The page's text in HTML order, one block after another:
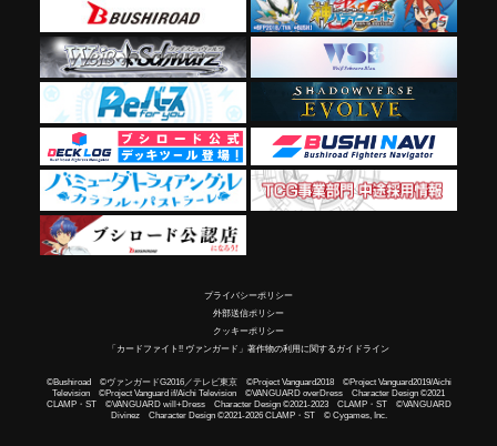
プライバシーポリシー
外部送信ポリシー
クッキーポリシー
「カードファイト!! ヴァンガード」著作物の利用に関するガイドライン
©Bushiroad ©ヴァンガードG2016／テレビ東京 ©Project Vanguard2018 ©Project Vanguard2019/Aichi
Television ©Project Vanguard if/Aichi Television ©VANGUARD overDress Character Design ©2021
CLAMP・ST ©VANGUARD will+Dress Character Design ©2021-2023 CLAMP・ST ©VANGUARD
Divinez Character Design ©2021-2026 CLAMP・ST © Cygames, Inc.